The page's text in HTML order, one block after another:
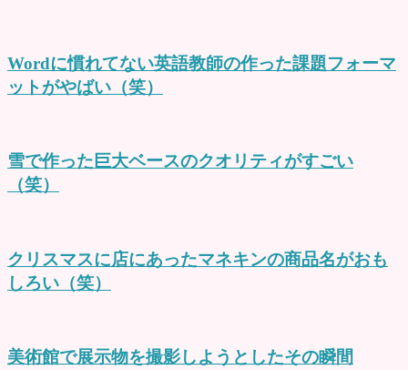
Wordに慣れてない英語教師の作った課題フォーマ
ットがやばい（笑）
雪で作った巨大ベースのクオリティがすごい
（笑）
クリスマスに店にあったマネキンの商品名がおも
しろい（笑）
美術館で展示物を撮影しようとしたその瞬間